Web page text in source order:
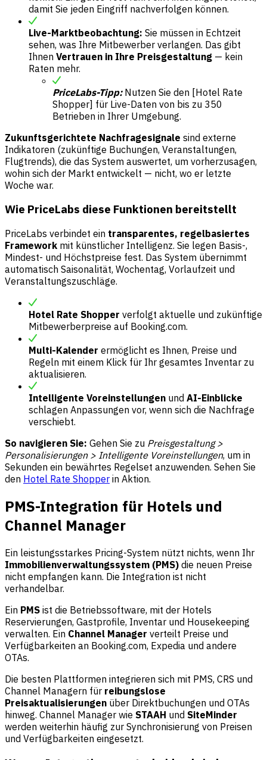
damit Sie jeden Eingriff nachverfolgen können.
Live-Marktbeobachtung: Sie müssen in Echtzeit
sehen, was Ihre Mitbewerber verlangen. Das gibt
Ihnen Vertrauen in Ihre Preisgestaltung — kein
Raten mehr.
PriceLabs-Tipp:Nutzen Sie den [Hotel Rate
Shopper] für Live-Daten von bis zu 350
Betrieben in Ihrer Umgebung.
Zukunftsgerichtete Nachfragesignale sind externe
Indikatoren (zukünftige Buchungen, Veranstaltungen,
Flugtrends), die das System auswertet, um vorherzusagen,
wohin sich der Markt entwickelt — nicht, wo er letzte
Woche war.
Wie PriceLabs diese Funktionen bereitstellt
PriceLabs verbindet ein transparentes, regelbasiertes
Framework mit künstlicher Intelligenz. Sie legen Basis-,
Mindest- und Höchstpreise fest. Das System übernimmt
automatisch Saisonalität, Wochentag, Vorlaufzeit und
Veranstaltungszuschläge.
Hotel Rate Shopper verfolgt aktuelle und zukünftige
Mitbewerberpreise auf Booking.com.
Multi-Kalender ermöglicht es Ihnen, Preise und
Regeln mit einem Klick für Ihr gesamtes Inventar zu
aktualisieren.
Intelligente Voreinstellungen und AI-Einblicke
schlagen Anpassungen vor, wenn sich die Nachfrage
verschiebt.
So navigieren Sie: Gehen Sie zu Preisgestaltung >
Personalisierungen > Intelligente Voreinstellungen, um in
Sekunden ein bewährtes Regelset anzuwenden. Sehen Sie
den Hotel Rate Shopper in Aktion.
PMS-Integration für Hotels und
Channel Manager
Ein leistungsstarkes Pricing-System nützt nichts, wenn Ihr
Immobilienverwaltungssystem (PMS) die neuen Preise
nicht empfangen kann. Die Integration ist nicht
verhandelbar.
Ein PMS ist die Betriebssoftware, mit der Hotels
Reservierungen, Gastprofile, Inventar und Housekeeping
verwalten. Ein Channel Manager verteilt Preise und
Verfügbarkeiten an Booking.com, Expedia und andere
OTAs.
Die besten Plattformen integrieren sich mit PMS, CRS und
Channel Managern für reibungslose
Preisaktualisierungen über Direktbuchungen und OTAs
hinweg. Channel Manager wie STAAH und SiteMinder
werden weiterhin häufig zur Synchronisierung von Preisen
und Verfügbarkeiten eingesetzt.